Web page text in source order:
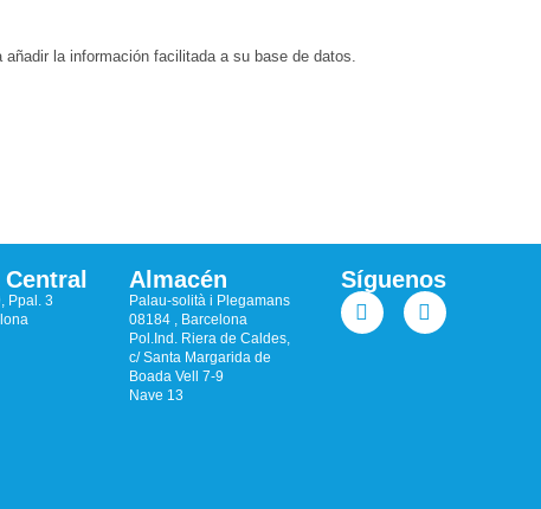
la información facilitada a su base de datos.
Ppal. 3
Almacén
Palau-solità i Plegamans
08184 , Barcelona
Pol.Ind. Riera de Caldes,
c/ Santa Margarida de
Boada Vell 7-9
Nave 13
Síguenos